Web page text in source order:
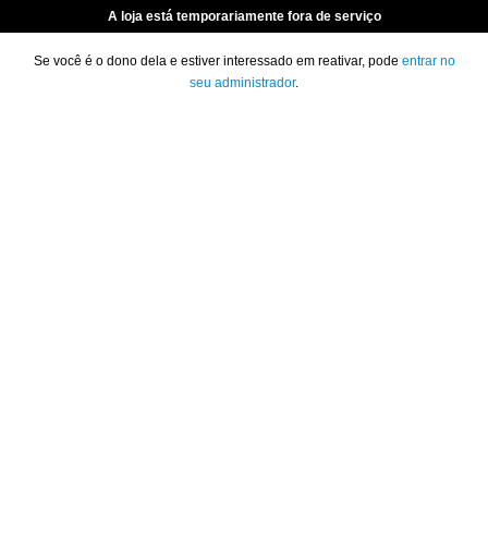
A loja está temporariamente fora de serviço
Se você é o dono dela e estiver interessado em reativar, pode entrar no
seu administrador.